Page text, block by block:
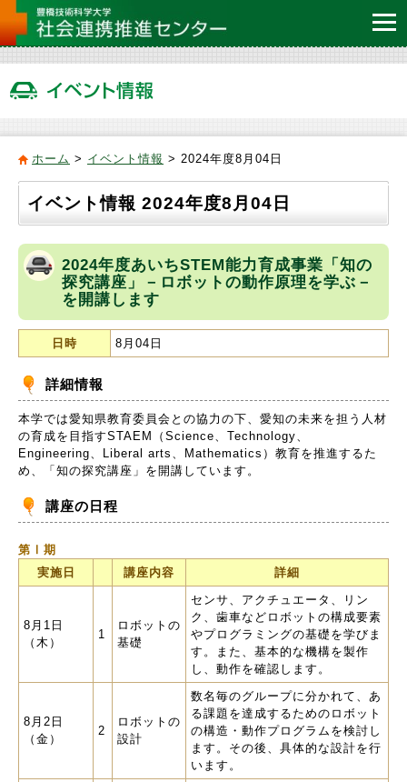
ホーム > イベント情報 > 2024年度8月04日
イベント情報 2024年度8月04日
2024年度あいちSTEM能力育成事業「知の
探究講座」－ロボットの動作原理を学ぶ－
を開講します
日時 8月04日
詳細情報
本学では愛知県教育委員会との協力の下、愛知の未来を担う人材
の育成を目指すSTAEM（Science、Technology、
Engineering、Liberal arts、Mathematics）教育を推進するた
め、「知の探究講座」を開講しています。
講座の日程
第Ⅰ期
実施日
講座内容 詳細
8月1日
（木）
1
ロボットの
基礎
センサ、アクチュエータ、リン
ク、歯車などロボットの構成要素
やプログラミングの基礎を学びま
す。また、基本的な機構を製作
し、動作を確認します。
8月2日
（金）
2
ロボットの
設計
数名毎のグループに分かれて、あ
る課題を達成するためのロボット
の構造・動作プログラムを検討し
ます。その後、具体的な設計を行
います。